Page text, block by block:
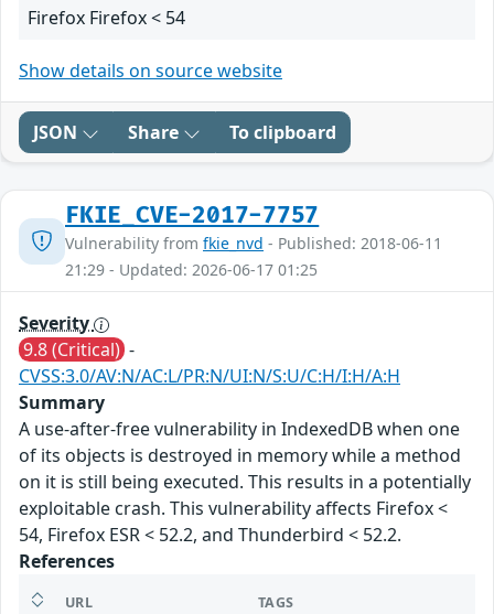
Firefox Firefox < 54
Show details on source website
JSON Share To clipboard
FKIE_CVE-2017-7757
Vulnerability from fkie_nvd - Published: 2018-06-11
21:29 - Updated: 2026-06-17 01:25
Severity
9.8 (Critical) -
CVSS:3.0/AV:N/AC:L/PR:N/UI:N/S:U/C:H/I:H/A:H
Summary
A use-after-free vulnerability in IndexedDB when one
of its objects is destroyed in memory while a method
on it is still being executed. This results in a potentially
exploitable crash. This vulnerability affects Firefox <
54, Firefox ESR < 52.2, and Thunderbird < 52.2.
References
URL TAGS